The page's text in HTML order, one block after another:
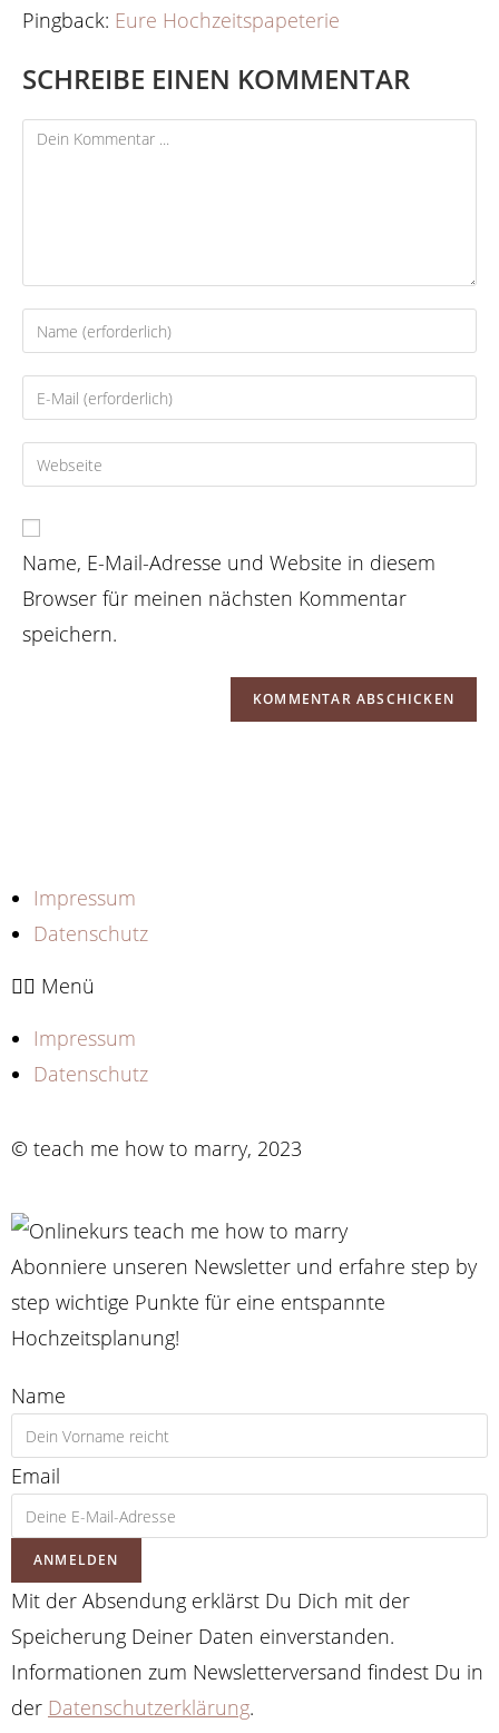
Pingback: Eure Hochzeitspapeterie
SCHREIBE EINEN KOMMENTAR
Kommentieren
Gib
deinen
Namen
oder
zum
Kommentieren
ein
Gib
deine
E-
Mail-
Kommentieren
Gib
deine
URL
ein
(optional)
Name, E-Mail-Adresse und Website in diesem
Browser für meinen nächsten Kommentar
speichern.
Impressum
Datenschutz
Menü
Impressum
Datenschutz
© teach me how to marry, 2023
Abonniere unseren Newsletter und erfahre step by
step wichtige Punkte für eine entspannte
Hochzeitsplanung!
Name
Email
ANMELDEN
Mit der Absendung erklärst Du Dich mit der
Speicherung Deiner Daten einverstanden.
Informationen zum Newsletterversand findest Du in
der Datenschutzerklärung.